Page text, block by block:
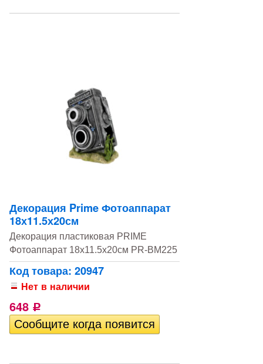
Декорация Prime Фотоаппарат
18х11.5х20см
Декорация пластиковая PRIME
Фотоаппарат 18х11.5х20см PR-BM225
Код товара: 20947
Нет в наличии
648 Р